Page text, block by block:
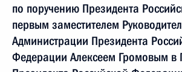
по поручению Президента
первым заместителем
Администрации Президента
Федерации Алексеем Громовым в